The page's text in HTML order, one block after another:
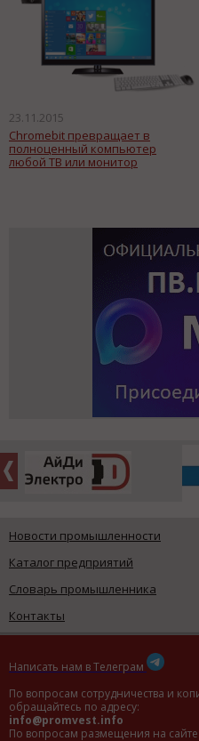
23.11.2015
Chromebit превращает в
полноценный компьютер
любой ТВ или монитор
Новости промышленности
Каталог предприятий
Словарь промышленника
Контакты
Написать нам в Телеграм
По вопросам сотрудничества и
обращайтесь по адресу:
info@promvest.info
По вопросам размещения на